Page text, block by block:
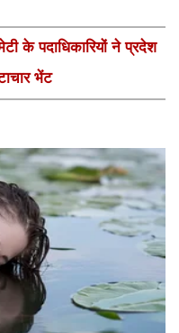
के पदाधिकारियों ने प्रदेश
भेंट